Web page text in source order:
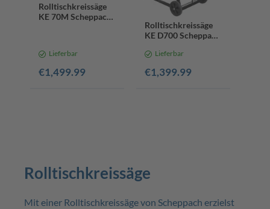
Rolltischkreissäge
KE 70M Scheppach
Schnitthöhe |
Keilriemenantrieb
Lieferbar
€1,499.99
Rolltischkreissäge
KE D700 Scheppach
700mm HW
Sägeblatt | 230mm
Schnitthöhe |
Lieferbar
€1,399.99
Rolltischkreissäge
Mit einer Rolltischkreissäge von Scheppach erzielst